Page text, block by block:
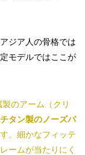
ジア人の骨格では
モデルではここが
のアーム（クリ
チタン製のノーズパ
。細かなフィッテ
ームが当たりにく